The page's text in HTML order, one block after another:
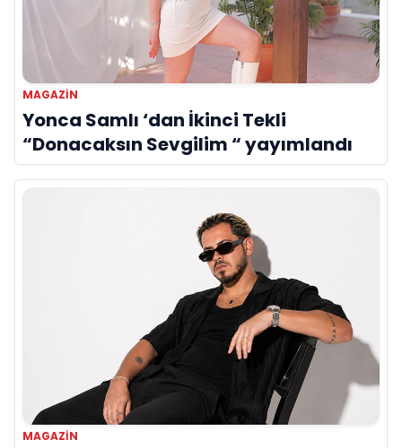
MAGAZIN
Yonca Samlı ‘dan İkinci Tekli
“Donacaksın Sevgilim “ yayımlandı
MAGAZIN